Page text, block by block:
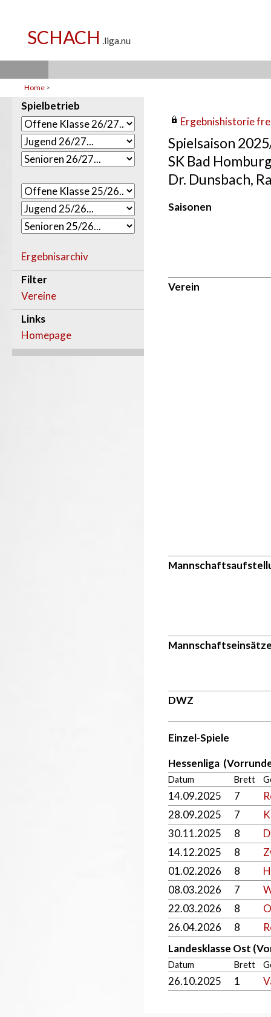
Home >
Spielbetrieb
Ergebnisarchiv
Filter
Vereine
Links
Homepage
Ergebnishistorie
Spielsaison
SK Bad
Dr. Dunsbach,
Saisonen
Verein
DWZ
Einzel-Spiele
Hessenliga
Datum Brett
14.09.2025 7
28.09.2025
7
30.11.2025
8
14.12.2025
8
01.02.2026
8
08.03.2026
7
22.03.2026
8
26.04.2026
8
Landesklasse Ost
Datum Brett
26.10.2025 1